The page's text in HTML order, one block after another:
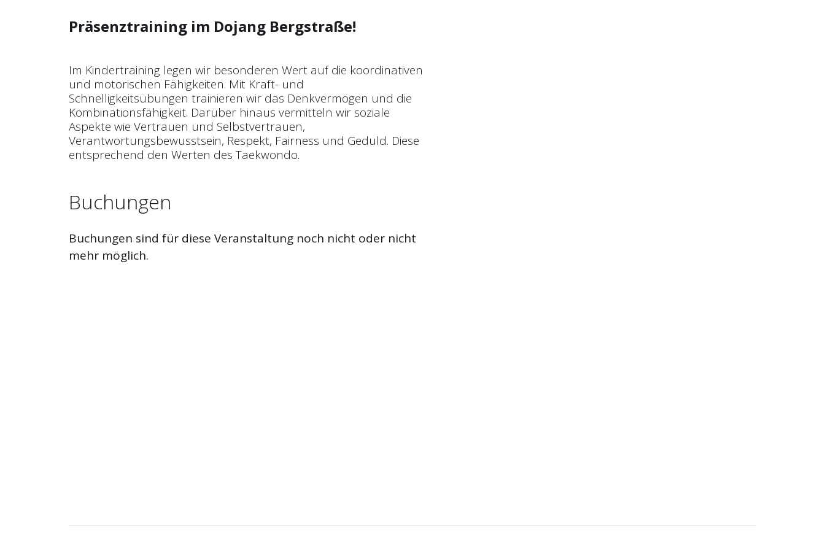
Präsenztraining im Dojang Bergstraße!
Im Kindertraining legen wir besonderen Wert auf die koordinativen
und motorischen Fähigkeiten. Mit Kraft- und
Schnelligkeitsübungen trainieren wir das Denkvermögen und die
Kombinationsfähigkeit. Darüber hinaus vermitteln wir soziale
Aspekte wie Vertrauen und Selbst­vertrauen,
Verantwortungsbewusstsein, Respekt, Fairness und Geduld. Diese
entsprechend den Werten des Taekwondo.
Buchungen
Buchungen sind für diese Veranstaltung noch nicht oder nicht
mehr möglich.